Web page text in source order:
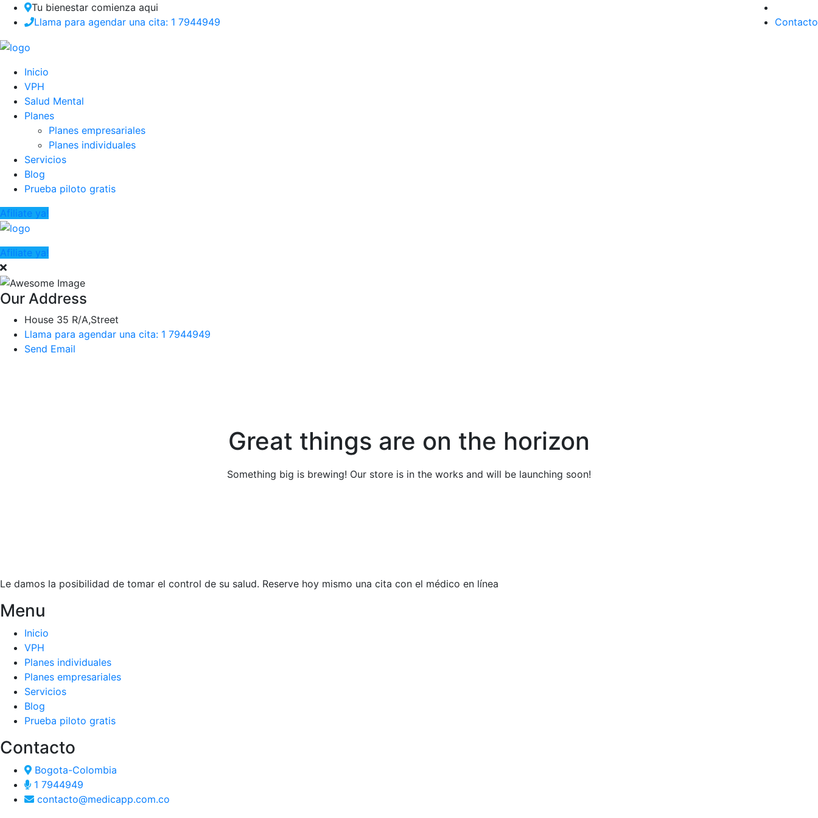
Tu bienestar comienza aqui
Llama para agendar una cita: 1 7944949
Contacto
Inicio
VPH
Salud Mental
Planes
Planes empresariales
Planes individuales
Servicios
Blog
Prueba piloto gratis
Afiliate ya!
Afiliate ya!
Our Address
House 35 R/A,Street
Llama para agendar una cita: 1 7944949
Send Email
Great things are on the horizon
Something big is brewing! Our store is in the works and will be launching soon!
Le damos la posibilidad de tomar el control de su salud. Reserve hoy mismo una cita con el médico en línea
Menu
Inicio
VPH
Planes individuales
Planes empresariales
Servicios
Blog
Prueba piloto gratis
Contacto
Bogota-Colombia
1 7944949
contacto@medicapp.com.co